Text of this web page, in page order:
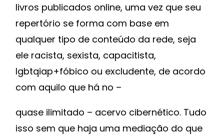
livros publicados online, uma vez que seu
repertório se forma com base em
qualquer tipo de conteúdo da rede, seja
ele racista, sexista, capacitista,
lgbtqiap+fóbico ou excludente, de acordo
com aquilo que há no –
quase ilimitado – acervo cibernético. Tudo
isso sem que haja uma mediação do que